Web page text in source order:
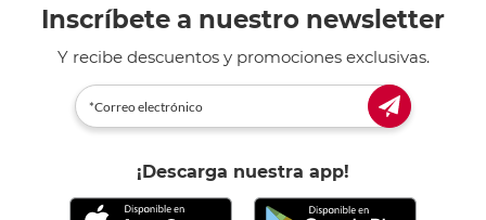
Inscríbete a nuestro newsletter
Y recibe descuentos y promociones exclusivas.
¡Descarga nuestra app!